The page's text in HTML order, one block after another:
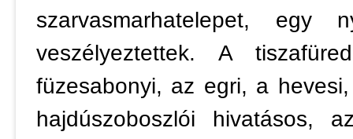
szarvasmarhatelepet,
veszélyeztettek. A
füzesabonyi, az egri, a
hajdúszoboszlói hivatásos,